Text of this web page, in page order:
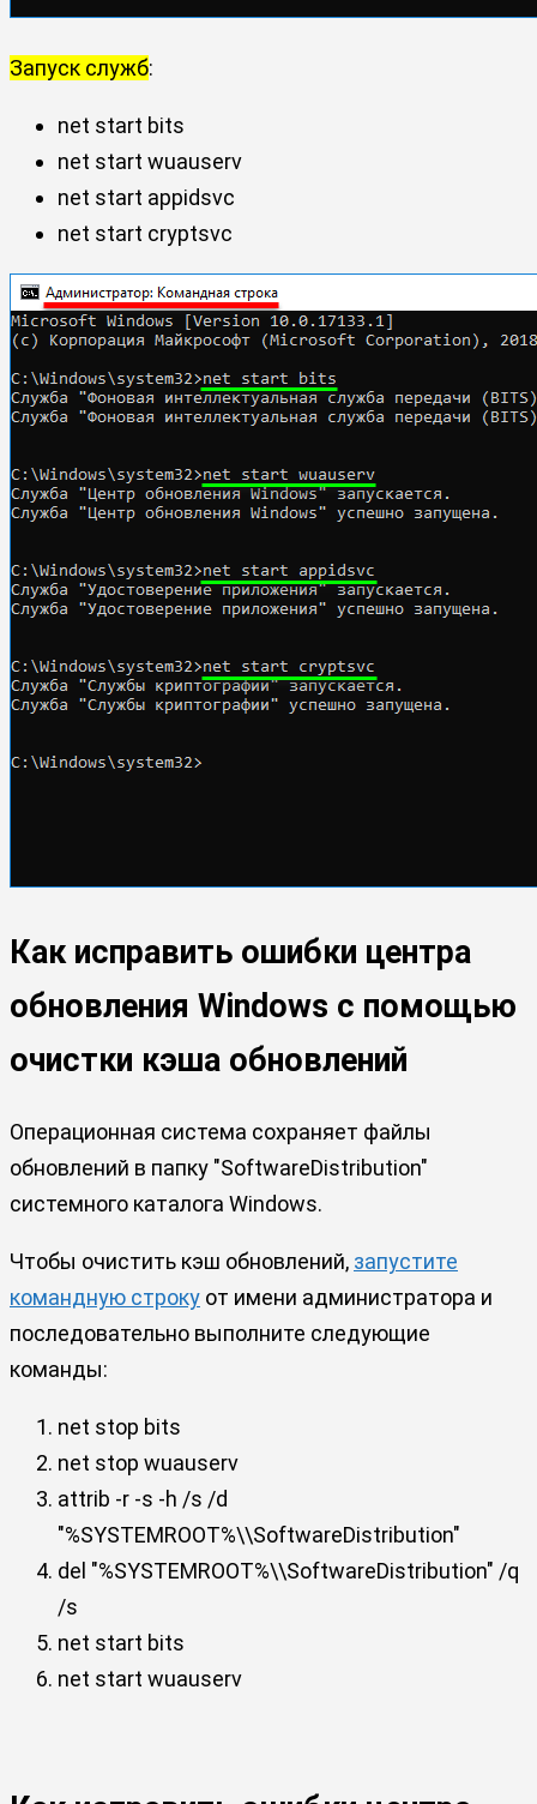
Запуск служб:
net start bits
net start wuauserv
net start appidsvc
net start cryptsvc
Как исправить ошибки центра
обновления Windows с помощью
очистки кэша обновлений
Операционная система сохраняет файлы
обновлений в папку "SoftwareDistribution"
системного каталога Windows.
Чтобы очистить кэш обновлений, запустите
командную строку от имени администратора и
последовательно выполните следующие
команды:
net stop bits
net stop wuauserv
attrib -r -s -h /s /d
"%SYSTEMROOT%\\SoftwareDistribution"
del "%SYSTEMROOT%\\SoftwareDistribution" /q
/s
net start bits
net start wuauserv